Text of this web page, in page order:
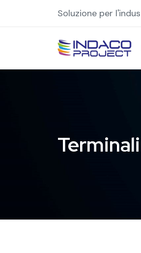
Soluzione per